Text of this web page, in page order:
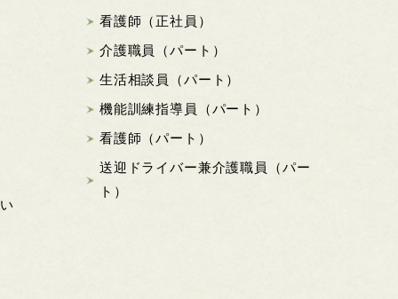
看護師（正社員）
介護職員（パート）
生活相談員（パート）
機能訓練指導員（パート）
看護師（パート）
送迎ドライバー兼介護職員（パー
ト）